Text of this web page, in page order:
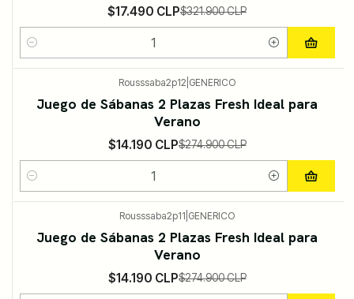
$17.490 CLP$321.900 CLP
Cantidad
Rousssaba2p12 GENERICO
Juego de Sábanas 2 Plazas Fresh Ideal para
Verano
$14.190 CLP$274.900 CLP
Cantidad
Rousssaba2p11 GENERICO
Juego de Sábanas 2 Plazas Fresh Ideal para
Verano
$14.190 CLP$274.900 CLP